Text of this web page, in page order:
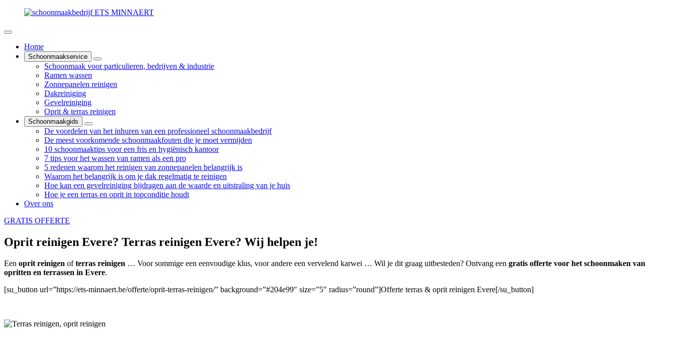
Home
Schoonmaakservice
Schoonmaak voor particulieren, bedrijven & industrie
Ramen wassen
Zonnepanelen reinigen
Dakreiniging
Gevelreiniging
Oprit & terras reinigen
Schoonmaakgids
De voordelen van het inhuren van een professioneel schoonmaakbedrijf
De meest voorkomende schoonmaakfouten die je moet vermijden
10 schoonmaaktips voor een fris en hygiënisch kantoor
7 tips voor het wassen van ramen als een pro
5 redenen waarom het reinigen van zonnepanelen belangrijk is
Waarom het belangrijk is om je dak regelmatig te reinigen
Hoe kan een gevelreiniging bijdragen aan de waarde en uitstraling van je huis
Hoe je een terras en oprit in topconditie houdt
Over ons
GRATIS OFFERTE
Oprit reinigen Evere? Terras reinigen Evere? Wij helpen je!
Een oprit reinigen ofterras reinigen … Voor sommige een eenvoudige klus, voor andere een vervelend karwei … Wil je dit graag uitbesteden? Ontvang een gratis offerte voor het schoonmaken van
opritten en terrassen in Evere.
[su_button url=”https://ets-minnaert.be/offerte/oprit-terras-reinigen/” background=”#204e99″ size=”5″ radius=”round”]Offerte terras & oprit reinigen Evere[/su_button]